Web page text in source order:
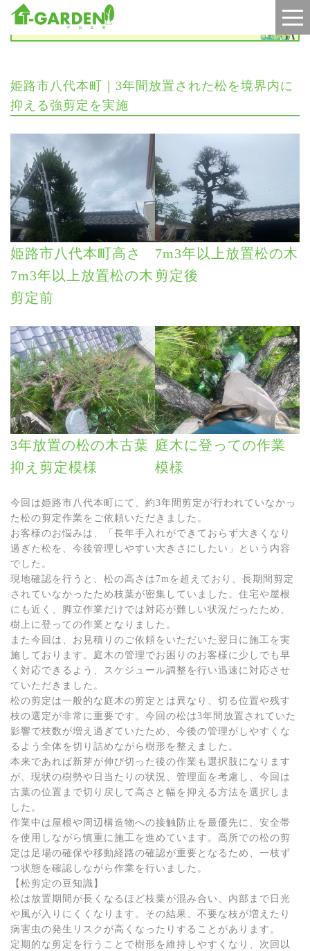
施工実績
姫路市八代本町｜3年間放置された松を境界内に
抑える強剪定を実施
姫路市八代本町高さ
7m3年以上放置松の木
剪定前
7m3年以上放置松の木
剪定後
3年放置の松の木古葉
抑え剪定模様
庭木に登っての作業
模様
今回は姫路市八代本町にて、約3年間剪定が行われていなかっ
た松の剪定作業をご依頼いただきました。
お客様のお悩みは、「長年手入れができておらず大きくなり
過ぎた松を、今後管理しやすい大きさにしたい」という内容
でした。
現地確認を行うと、松の高さは7mを超えており、長期間剪定
されていなかったため枝葉が密集していました。住宅や屋根
にも近く、脚立作業だけでは対応が難しい状況だったため、
樹上に登っての作業となりました。
また今回は、お見積りのご依頼をいただいた翌日に施工を実
施しております。庭木の管理でお困りのお客様に少しでも早
く対応できるよう、スケジュール調整を行い迅速に対応させ
ていただきました。
松の剪定は一般的な庭木の剪定とは異なり、切る位置や残す
枝の選定が非常に重要です。今回の松は3年間放置されていた
影響で枝数が増え過ぎていたため、今後の管理がしやすくな
るよう全体を切り詰めながら樹形を整えました。
本来であれば新芽が伸び切った後の作業も選択肢になります
が、現状の樹勢や日当たりの状況、管理面を考慮し、今回は
古葉の位置まで切り戻して高さと幅を抑える方法を選択しま
した。
作業中は屋根や周辺構造物への接触防止を最優先に、安全帯
を使用しながら慎重に施工を進めています。高所での松の剪
定は足場の確保や移動経路の確認が重要となるため、一枝ず
つ状態を確認しながら作業を行いました。
【松剪定の豆知識】
松は放置期間が長くなるほど枝葉が混み合い、内部まで日光
や風が入りにくくなります。その結果、不要な枝が増えたり
病害虫の発生リスクが高くなったりすることがあります。
定期的な剪定を行うことで樹形を維持しやすくなり、次回以